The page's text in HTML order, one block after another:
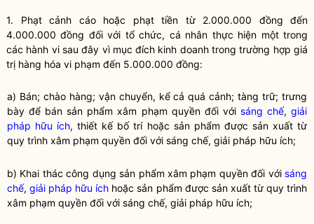
1. Phạt cảnh cáo hoặc phạt tiền từ 2.000.000 đồng đến
4.000.000 đồng đối với tổ chức, cá nhân thực hiện một trong
các hành vi sau đây vì mục đích kinh doanh trong trường hợp giá
trị hàng hóa vi phạm đến 5.000.000 đồng:
a) Bán; chào hàng; vận chuyển, kể cả quá cảnh; tàng trữ; trưng
bày để bán sản phẩm xâm phạm quyền đối với sáng chế,giải
pháp hữu ích, thiết kế bố trí hoặc sản phẩm được sản xuất từ
quy trình xâm phạm quyền đối với sáng chế, giải pháp hữu ích;
b) Khai thác công dụng sản phẩm xâm phạm quyền đối với sáng
chế,giải pháp hữu ích hoặc sản phẩm được sản xuất từ quy trình
xâm phạm quyền đối với sáng chế, giải pháp hữu ích;